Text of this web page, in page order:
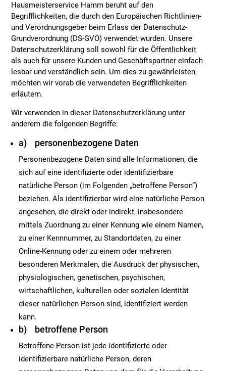
Hausmeisterservice Hamm beruht auf den
Begrifflichkeiten, die durch den Europäischen Richtlinien-
und Verordnungsgeber beim Erlass der Datenschutz-
Grundverordnung (DS-GVO) verwendet wurden. Unsere
Datenschutzerklärung soll sowohl für die Öffentlichkeit
als auch für unsere Kunden und Geschäftspartner einfach
lesbar und verständlich sein. Um dies zu gewährleisten,
möchten wir vorab die verwendeten Begrifflichkeiten
erläutern.
Wir verwenden in dieser Datenschutzerklärung unter
anderem die folgenden Begriffe:
a) personenbezogene Daten
Personenbezogene Daten sind alle Informationen, die
sich auf eine identifizierte oder identifizierbare
natürliche Person (im Folgenden „betroffene Person“)
beziehen. Als identifizierbar wird eine natürliche Person
angesehen, die direkt oder indirekt, insbesondere
mittels Zuordnung zu einer Kennung wie einem Namen,
zu einer Kennnummer, zu Standortdaten, zu einer
Online-Kennung oder zu einem oder mehreren
besonderen Merkmalen, die Ausdruck der physischen,
physiologischen, genetischen, psychischen,
wirtschaftlichen, kulturellen oder sozialen Identität
dieser natürlichen Person sind, identifiziert werden
kann.
b) betroffene Person
Betroffene Person ist jede identifizierte oder
identifizierbare natürliche Person, deren